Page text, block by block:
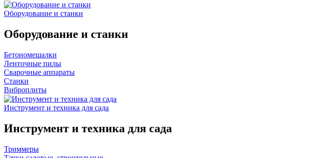
Оборудование и станки
Оборудование и станки
Бетономешалки
Ленточные пилы
Сварочные аппараты
Станки
Виброплиты
Инструмент и техника для сада
Инструмент и техника для сада
Триммеры